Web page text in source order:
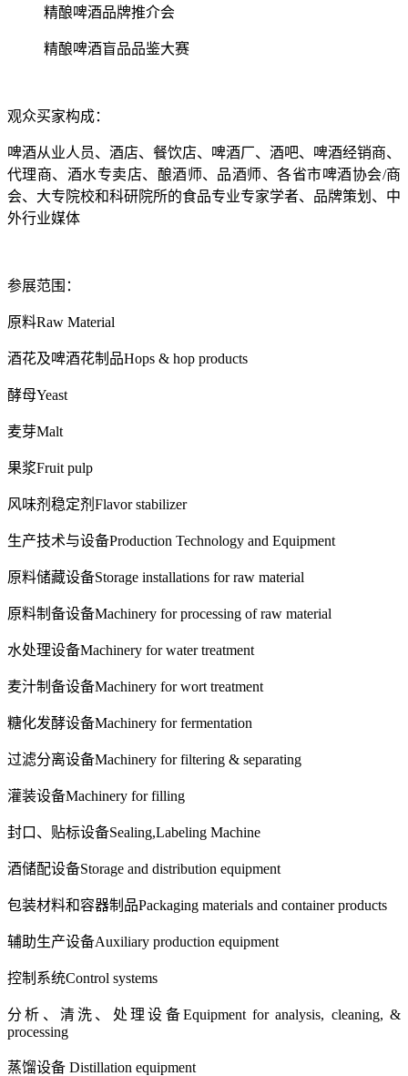
精酿啤酒品牌推介会
精酿啤酒盲品品鉴大赛
观众买家构成：
啤酒从业人员、酒店、餐饮店、啤酒厂、酒吧、啤酒经销商、
代理商、酒水专卖店、酿酒师、品酒师、各省市啤酒协会/商
会、大专院校和科研院所的食品专业专家学者、品牌策划、中
外行业媒体
参展范围：
原料Raw Material
酒花及啤酒花制品Hops & hop products
酵母Yeast
麦芽Malt
果浆Fruit pulp
风味剂稳定剂 Flavor stabilizer
生产技术与设备Production Technology and Equipment
原料储藏设备Storage installations for raw material
原料制备设备Machinery for processing of raw material
水处理设备Machinery for water treatment
麦汁制备设备Machinery for wort treatment
糖化发酵设备Machinery for fermentation
过滤分离设备Machinery for filtering & separating
灌装设备Machinery for filling
封口、贴标设备Sealing,Labeling Machine
酒储配设备Storage and distribution equipment
包装材料和容器制品Packaging materials and container products
辅助生产设备Auxiliary production equipment
控制系统Control systems
分析、清洗、处理设备Equipment for analysis, cleaning, &
processing
蒸馏设备 Distillation equipment